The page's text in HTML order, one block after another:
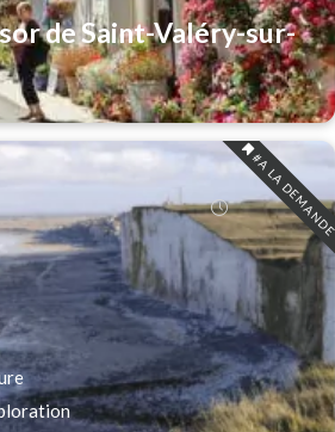
de Saint-Valéry-sur-
#A LA